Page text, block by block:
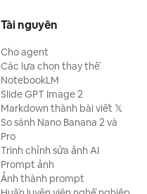
Tài nguyên
Cho agent
Các lựa chọn thay thế
NotebookLM
Slide GPT Image 2
Markdown thành bài viết 𝕏
So sánh Nano Banana 2 và
Pro
Trình chỉnh sửa ảnh AI
Prompt ảnh
Ảnh thành prompt